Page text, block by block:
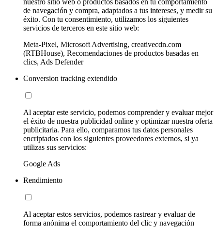
nuestro sitio web o productos basados en tu comportamiento
de navegación y compra, adaptados a tus intereses, y medir su
éxito. Con tu consentimiento, utilizamos los siguientes
servicios de terceros en este sitio web:
Meta-Pixel, Microsoft Advertising, creativecdn.com
(RTBHouse), Recomendaciones de productos basadas en
clics, Ads Defender
Conversion tracking extendido
Al aceptar este servicio, podemos comprender y evaluar mejor
el éxito de nuestra publicidad online y optimizar nuestra oferta
publicitaria. Para ello, comparamos tus datos personales
encriptados con los siguientes proveedores externos, si ya
utilizas sus servicios:
Google Ads
Rendimiento
Al aceptar estos servicios, podemos rastrear y evaluar de
forma anónima el comportamiento del clic y navegación